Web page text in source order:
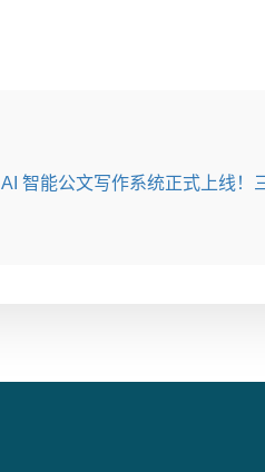
智能公文写作系统正式上线！